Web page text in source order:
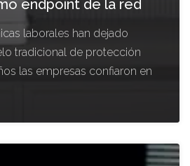
endpoint de la red
laborales han dejado
tradicional de protección
las empresas confiaron en